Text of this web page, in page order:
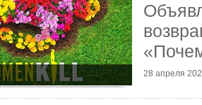
28 апреля